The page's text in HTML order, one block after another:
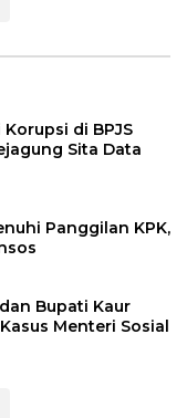
di BPJS
Sita Data
Panggilan KPK,
Bupati Kaur
Menteri Sosial